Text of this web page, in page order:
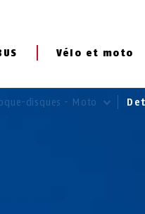
Vélo et moto
disques - Moto